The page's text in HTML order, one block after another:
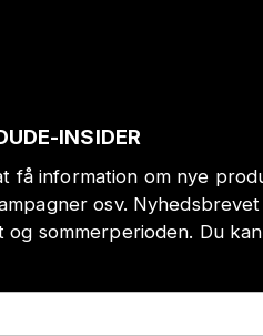
INSIDER
få information om nye
osv.
sommerperioden. Du